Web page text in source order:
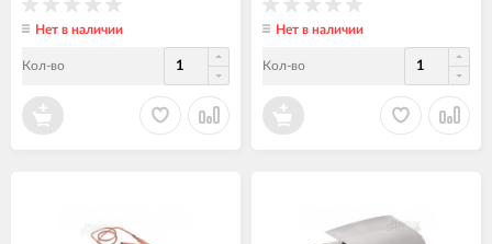
Нет в наличии
Кол-во
Нет в наличии
Кол-во